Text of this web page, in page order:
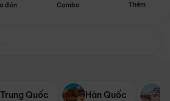
đón Combo Thêm
Trung Quốc Hàn Quốc